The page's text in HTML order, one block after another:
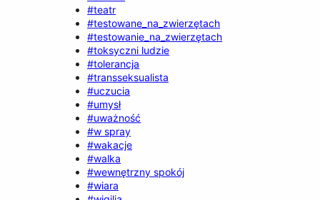
#teatr
#testowane_na_zwierzętach
#testowanie_na_zwierzętach
#toksyczni ludzie
#tolerancja
#transseksualista
#uczucia
#umysł
#uważność
#w spray
#wakacje
#walka
#wewnętrzny spokój
#wiara